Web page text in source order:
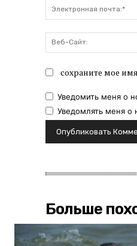
сохраните мое
Уведомить меня о
Уведомлять меня о
Больше